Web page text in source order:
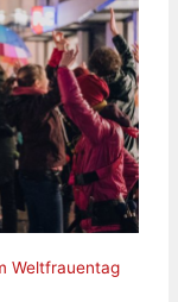
Weltfrauentag